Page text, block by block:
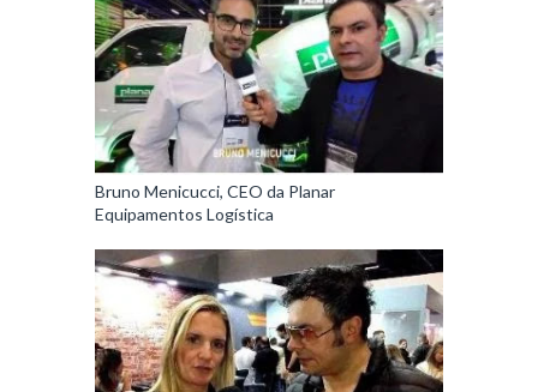
Bruno Menicucci, CEO da Planar
Equipamentos Logística